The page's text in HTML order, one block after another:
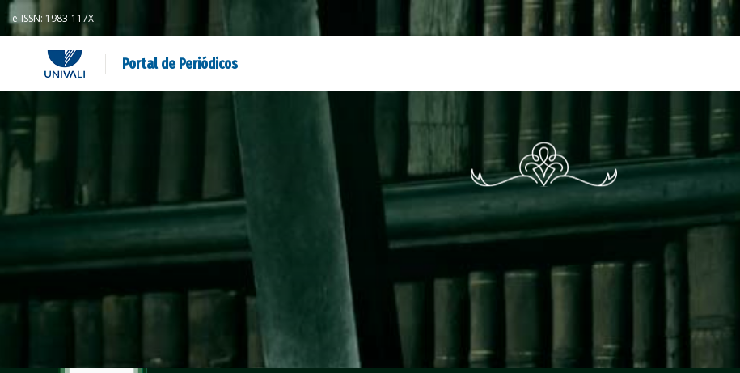
e-ISSN: 1983-117X
Portal de Periódicos